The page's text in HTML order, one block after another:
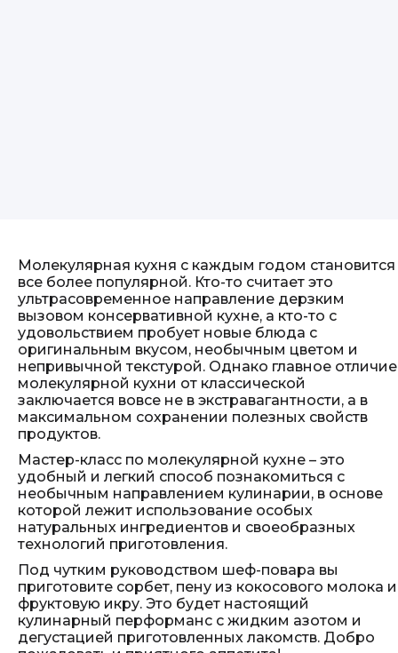
Молекулярная кухня с каждым годом становится
все более популярной. Кто-то считает это
ультрасовременное направление дерзким
вызовом консервативной кухне, а кто-то с
удовольствием пробует новые блюда с
оригинальным вкусом, необычным цветом и
непривычной текстурой. Однако главное отличие
молекулярной кухни от классической
заключается вовсе не в экстравагантности, а в
максимальном сохранении полезных свойств
продуктов.
Мастер-класс по молекулярной кухне – это
удобный и легкий способ познакомиться с
необычным направлением кулинарии, в основе
которой лежит использование особых
натуральных ингредиентов и своеобразных
технологий приготовления.
Под чутким руководством шеф-повара вы
приготовите сорбет, пену из кокосового молока и
фруктовую икру. Это будет настоящий
кулинарный перформанс с жидким азотом и
дегустацией приготовленных лакомств. Добро